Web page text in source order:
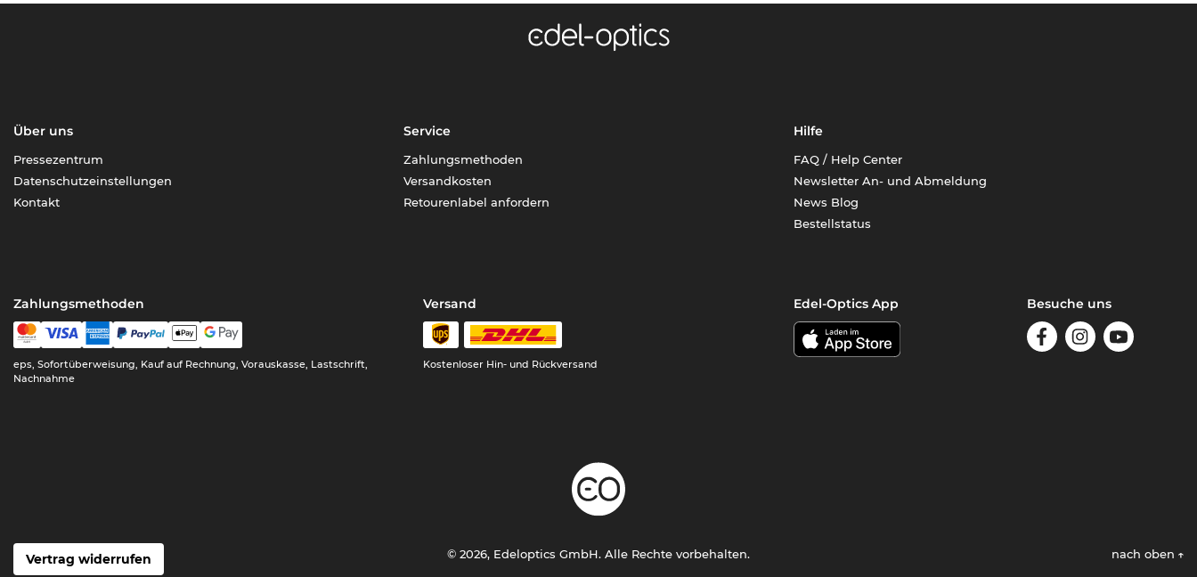
Über uns
Pressezentrum
Datenschutzeinstellungen
Kontakt
Service
Zahlungsmethoden
Versandkosten
Retourenlabel anfordern
Hilfe
FAQ / Help Center
Newsletter An- und Abmeldung
News Blog
Bestellstatus
Zahlungsmethoden
eps, Sofortüberweisung, Kauf auf Rechnung, Vorauskasse, Lastschrift,
Nachnahme
Versand
Kostenloser Hin- und Rückversand
Edel-Optics App Besuche uns
Vertrag widerrufen © 2026, Edeloptics GmbH. Alle Rechte vorbehalten. nach oben